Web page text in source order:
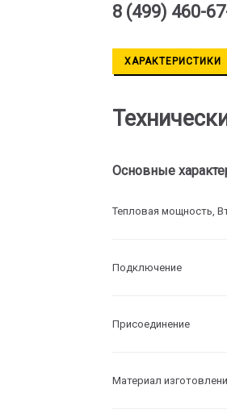
8 (499) 460-
ХАРАКТЕРИСТИКИ
Основные
Тепловая мощность,
Подключение
Присоединение
Материал